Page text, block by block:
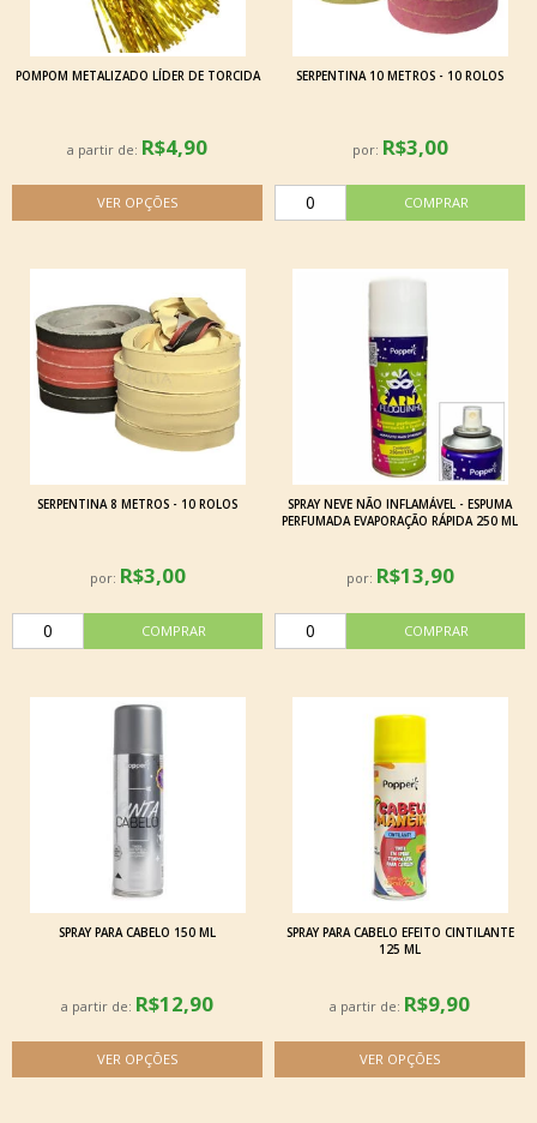
POMPOM METALIZADO LÍDER DE TORCIDA
a partir de: R$4,90
SERPENTINA 10 METROS - 10 ROLOS
por: R$3,00
SERPENTINA 8 METROS - 10 ROLOS
por: R$3,00
SPRAY NEVE NÃO INFLAMÁVEL - ESPUMA
PERFUMADA EVAPORAÇÃO RÁPIDA 250 ML
por: R$13,90
SPRAY PARA CABELO 150 ML
a partir de: R$12,90
SPRAY PARA CABELO EFEITO CINTILANTE
125 ML
a partir de: R$9,90